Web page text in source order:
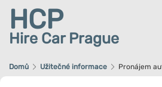
HCP
Hire Car Prague
Domů Užitečné informace Pronájem